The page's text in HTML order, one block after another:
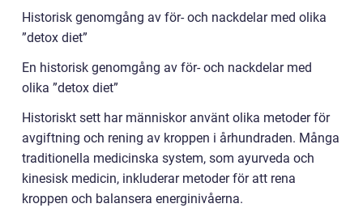
Historisk genomgång av för- och nackdelar med olika
”detox diet”
En historisk genomgång av för- och nackdelar med
olika ”detox diet”
Historiskt sett har människor använt olika metoder för
avgiftning och rening av kroppen i århundraden. Många
traditionella medicinska system, som ayurveda och
kinesisk medicin, inkluderar metoder för att rena
kroppen och balansera energinivåerna.